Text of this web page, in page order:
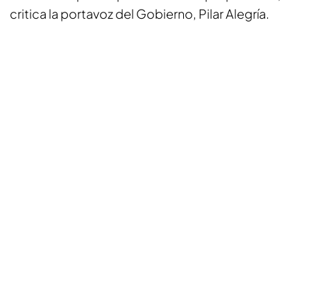
critica la portavoz del Gobierno, Pilar Alegría.